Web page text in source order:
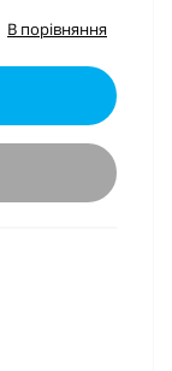
В порівняння